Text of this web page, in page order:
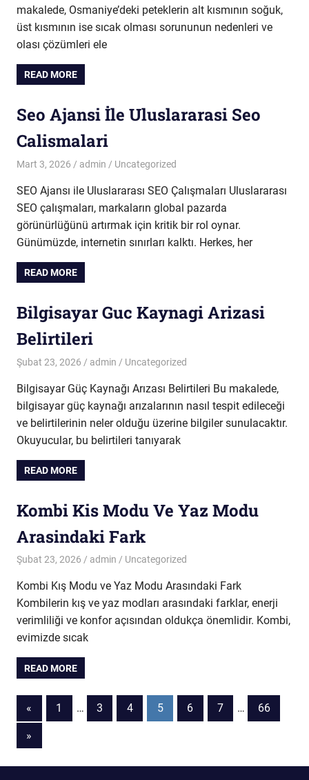
makalede, Osmaniye’deki peteklerin alt kısmının soğuk,
üst kısmının ise sıcak olması sorununun nedenleri ve
olası çözümleri ele
READ MORE
Seo Ajansi İle Uluslararasi Seo
Calismalari
Mart 3, 2026 admin Uncategorized
SEO Ajansı ile Uluslararası SEO Çalışmaları Uluslararası
SEO çalışmaları, markaların global pazarda
görünürlüğünü artırmak için kritik bir rol oynar.
Günümüzde, internetin sınırları kalktı. Herkes, her
READ MORE
Bilgisayar Guc Kaynagi Arizasi
Belirtileri
Şubat 23, 2026 admin Uncategorized
Bilgisayar Güç Kaynağı Arızası Belirtileri Bu makalede,
bilgisayar güç kaynağı arızalarının nasıl tespit edileceği
ve belirtilerinin neler olduğu üzerine bilgiler sunulacaktır.
Okuyucular, bu belirtileri tanıyarak
READ MORE
Kombi Kis Modu Ve Yaz Modu
Arasindaki Fark
Şubat 23, 2026 admin Uncategorized
Kombi Kış Modu ve Yaz Modu Arasındaki Fark
Kombilerin kış ve yaz modları arasındaki farklar, enerji
verimliliği ve konfor açısından oldukça önemlidir. Kombi,
evimizde sıcak
READ MORE
Yazı
sayfalaması
« Previous
Posts
1 … 3 4 5 6 7 … 66
Next
Posts
»